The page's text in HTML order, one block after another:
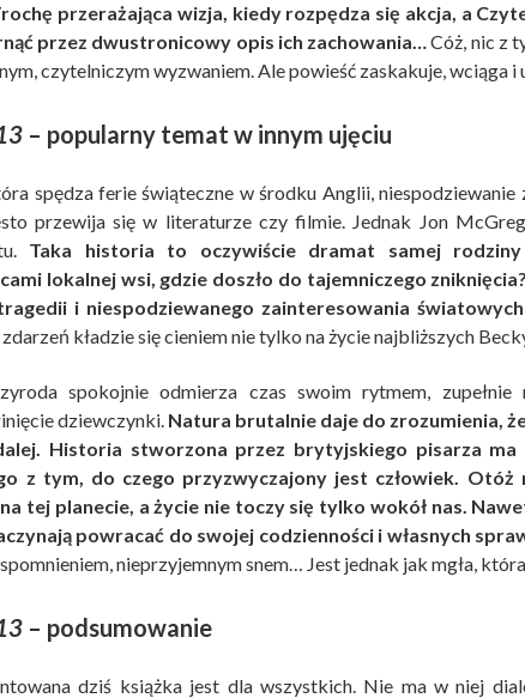
przerażająca wizja, kiedy rozpędza się akcja, a
przez dwustronicowy opis ich zachowania…Cóż, nic z
czytelniczym wyzwaniem. Ale powieść zaskakuje, wciąga i
– popularny temat w innym ujęciu
spędza ferie świąteczne w środku Anglii,
przewija się w literaturze czy filmie. Jednak Jon
Taka historia to oczywiście dramat samej
lokalnej wsi, gdzie doszło do tajemniczego
i niespodziewanego zainteresowania
kładzie się cieniem nie tylko na życie najbliższych
spokojnie odmierza czas swoim rytmem, zupełnie
dziewczynki. Natura brutalnie daje do zrozumienia,
Historia stworzona przez brytyjskiego pisarza ma
z tym, do czego przyzwyczajony jest człowiek. Otóż
tej planecie, a życie nie toczy się tylko wokół nas.
powracać do swojej codzienności i własnych
nieprzyjemnym snem… Jest jednak jak mgła,
– podsumowanie
dziś książka jest dla wszystkich. Nie ma w niej